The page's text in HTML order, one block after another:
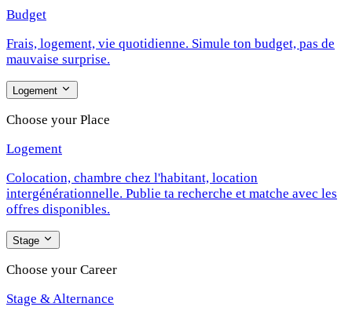
Budget
Frais, logement, vie quotidienne. Simule ton budget, pas de
mauvaise surprise.
Logement
Choose your Place
Logement
Colocation, chambre chez l'habitant, location
intergénérationnelle. Publie ta recherche et matche avec les
offres disponibles.
Stage
Choose your Career
Stage & Alternance